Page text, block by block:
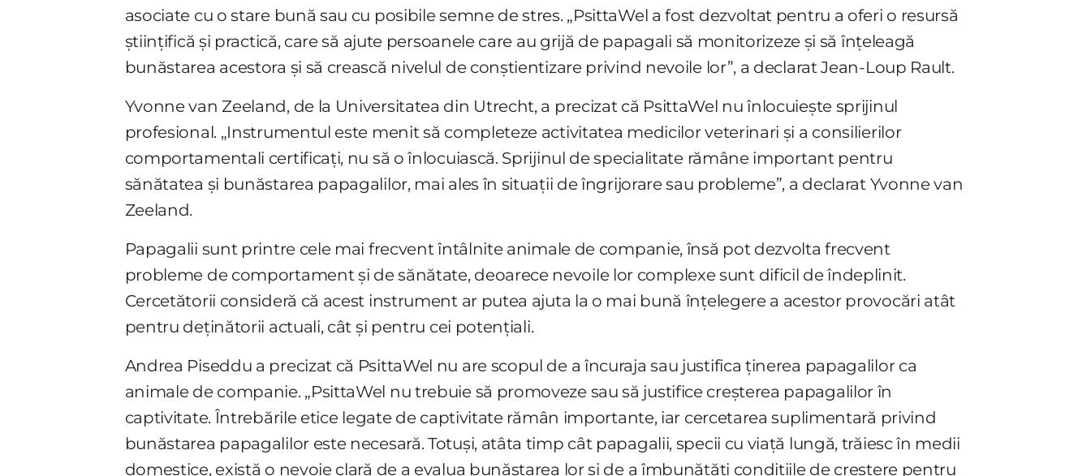
asociate cu o stare bună sau cu posibile semne de stres. „PsittaWel a fost dezvoltat pentru a oferi o resursă
științifică și practică, care să ajute persoanele care au grijă de papagali să monitorizeze și să înțeleagă
bunăstarea acestora și să crească nivelul de conștientizare privind nevoile lor”, a declarat Jean-Loup Rault.
Yvonne van Zeeland, de la Universitatea din Utrecht, a precizat că PsittaWel nu înlocuiește sprijinul
profesional. „Instrumentul este menit să completeze activitatea medicilor veterinari și a consilierilor
comportamentali certificați, nu să o înlocuiască. Sprijinul de specialitate rămâne important pentru
sănătatea și bunăstarea papagalilor, mai ales în situații de îngrijorare sau probleme”, a declarat Yvonne van
Zeeland.
Papagalii sunt printre cele mai frecvent întâlnite animale de companie, însă pot dezvolta frecvent
probleme de comportament și de sănătate, deoarece nevoile lor complexe sunt dificil de îndeplinit.
Cercetătorii consideră că acest instrument ar putea ajuta la o mai bună înțelegere a acestor provocări atât
pentru deținătorii actuali, cât și pentru cei potențiali.
Andrea Piseddu a precizat că PsittaWel nu are scopul de a încuraja sau justifica ținerea papagalilor ca
animale de companie. „PsittaWel nu trebuie să promoveze sau să justifice creșterea papagalilor în
captivitate. Întrebările etice legate de captivitate rămân importante, iar cercetarea suplimentară privind
bunăstarea papagalilor este necesară. Totuși, atâta timp cât papagalii, specii cu viață lungă, trăiesc în medii
domestice, există o nevoie clară de a evalua bunăstarea lor și de a îmbunătăți condițiile de creștere pentru